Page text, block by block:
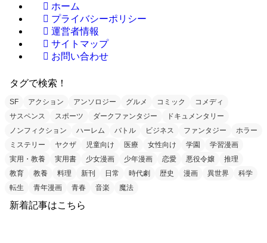
ホーム
プライバシーポリシー
運営者情報
サイトマップ
お問い合わせ
タグで検索！
SF アクション アンソロジー グルメ コミック
コメディ
サスペンス
スポーツ ダークファンタジー
ドキュメンタリー
ノンフィクション
ハーレム バトル ビジネス ファンタジー
ホラー
ミステリー
ヤクザ 児童向け 医療 女性向け 学園
学習漫画
実用・教養
実用書 少女漫画 少年漫画 恋愛 悪役令嬢
推理
教育
教養 料理 新刊 日常 時代劇 歴史 漫画 異世界
科学
転生
青年漫画 青春 音楽 魔法
新着記事はこちら